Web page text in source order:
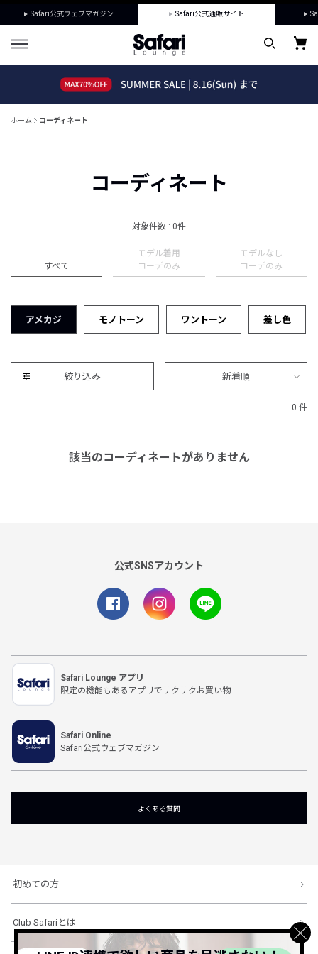
Safari公式ウェブマガジン Safari公式通販サイト
ホーム コーディネート
コーディネート
対象件数 : 0件
すべて
モデル着用
コーデのみ
モデルなし
コーデのみ
アメカジ モノトーン ワントーン 差し色
絞り込み 新着順
0 件
該当のコーディネートがありません
公式SNSアカウント
Safari Lounge アプリ
限定の機能もあるアプリでサクサクお買い物
Safari Online
Safari公式ウェブマガジン
よくある質問
初めての方
Club Safariとは